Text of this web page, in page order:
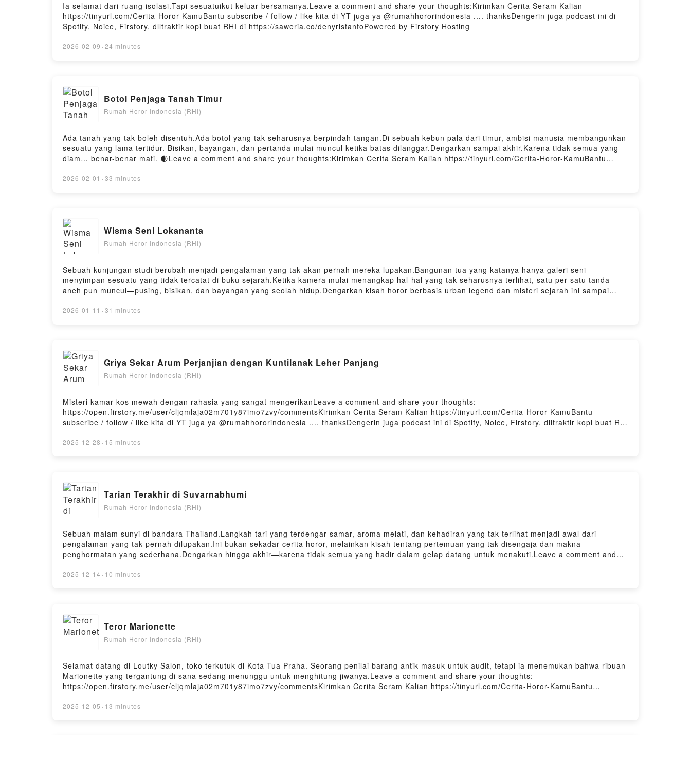
Ia selamat dari ruang isolasi.Tapi sesuatuikut keluar bersamanya.Leave a comment and share your thoughts:Kirimkan Cerita Seram Kalian
https://tinyurl.com/Cerita-Horor-KamuBantu subscribe / follow / like kita di YT juga ya @rumahhororindonesia .... thanksDengerin juga podcast ini di
Spotify, Noice, Firstory, dlltraktir kopi buat RHI di https://saweria.co/denyristantoPowered by Firstory Hosting
2026-02-09 · 24 minutes
Botol Penjaga Tanah Timur
Rumah Horor Indonesia (RHI)
Ada tanah yang tak boleh disentuh.Ada botol yang tak seharusnya berpindah tangan.Di sebuah kebun pala dari timur, ambisi manusia membangunkan
sesuatu yang lama tertidur. Bisikan, bayangan, dan pertanda mulai muncul ketika batas dilanggar.Dengarkan sampai akhir.Karena tidak semua yang
diam… benar-benar mati. 🌒Leave a comment and share your thoughts:Kirimkan Cerita Seram Kalian https://tinyurl.com/Cerita-Horor-KamuBantu
di https://saweria.co/denyristantoPowered by Firstory Hosting
2026-02-01 · 33 minutes
Wisma Seni Lokananta
Rumah Horor Indonesia (RHI)
Sebuah kunjungan studi berubah menjadi pengalaman yang tak akan pernah mereka lupakan.Bangunan tua yang katanya hanya galeri seni
menyimpan sesuatu yang tidak tercatat di buku sejarah.Ketika kamera mulai menangkap hal-hal yang tak seharusnya terlihat, satu per satu tanda
aneh pun muncul—pusing, bisikan, dan bayangan yang seolah hidup.Dengarkan kisah horor berbasis urban legend dan misteri sejarah ini sampai
https://open.firstory.me/user/cljqmlaja02m701y87imo7zvy/commentsKirimkan Cerita Seram Kalian https://tinyurl.com/Cerita-Horor-KamuBantu
2026-01-11 · 31 minutes
Griya Sekar Arum Perjanjian dengan Kuntilanak Leher Panjang
Rumah Horor Indonesia (RHI)
Misteri kamar kos mewah dengan rahasia yang sangat mengerikanLeave a comment and share your thoughts:
https://open.firstory.me/user/cljqmlaja02m701y87imo7zvy/commentsKirimkan Cerita Seram Kalian https://tinyurl.com/Cerita-Horor-KamuBantu
subscribe / follow / like kita di YT juga ya @rumahhororindonesia .... thanksDengerin juga podcast ini di Spotify, Noice, Firstory, dlltraktir kopi buat RHI
2025-12-28 · 15 minutes
Tarian Terakhir di Suvarnabhumi
Rumah Horor Indonesia (RHI)
Sebuah malam sunyi di bandara Thailand.Langkah tari yang terdengar samar, aroma melati, dan kehadiran yang tak terlihat menjadi awal dari
pengalaman yang tak pernah dilupakan.Ini bukan sekadar cerita horor, melainkan kisah tentang pertemuan yang tak disengaja dan makna
penghormatan yang sederhana.Dengarkan hingga akhir—karena tidak semua yang hadir dalam gelap datang untuk menakuti.Leave a comment and
Horor-KamuBantu subscribe / follow / like kita di YT juga ya @rumahhororindonesia .... thanksDengerin juga podcast ini di Spotify, Noice, Firstory,
2025-12-14 · 10 minutes
Teror Marionette
Rumah Horor Indonesia (RHI)
Selamat datang di Loutky Salon, toko terkutuk di Kota Tua Praha. Seorang penilai barang antik masuk untuk audit, tetapi ia menemukan bahwa ribuan
Marionette yang tergantung di sana sedang menunggu untuk menghitung jiwanya.Leave a comment and share your thoughts:
https://open.firstory.me/user/cljqmlaja02m701y87imo7zvy/commentsKirimkan Cerita Seram Kalian https://tinyurl.com/Cerita-Horor-KamuBantu
di https://saweria.co/denyristantoPowered by Firstory Hosting
2025-12-05 · 13 minutes